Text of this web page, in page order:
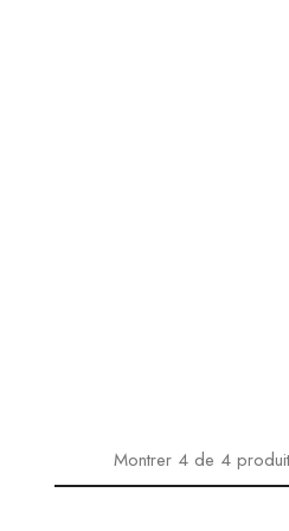
Montrer4 de 4